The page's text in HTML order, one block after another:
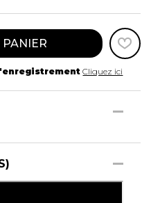
Cliquez ici